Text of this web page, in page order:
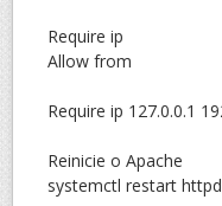
Require ip
Allow from
Require ip 127.0.0.1
Reinicie o Apache
systemctl restart httpd